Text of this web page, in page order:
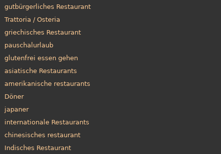
gutbürgerliches Restaurant
Trattoria / Osteria
griechisches Restaurant
pauschalurlaub
glutenfrei essen gehen
asiatische Restaurants
amerikanische restaurants
Döner
japaner
internationale Restaurants
chinesisches restaurant
Indisches Restaurant